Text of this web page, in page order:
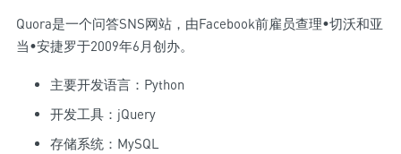
Quora是一个问答SNS网站，由Facebook前雇员查理•切沃和亚
当•安捷罗于2009年6月创办。
主要开发语言：Python
开发工具：jQuery
存储系统：MySQL